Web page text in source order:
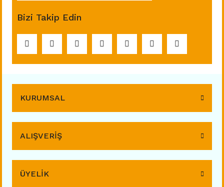
Bizi Takip Edin
KURUMSAL
ALIŞVERİŞ
ÜYELİK